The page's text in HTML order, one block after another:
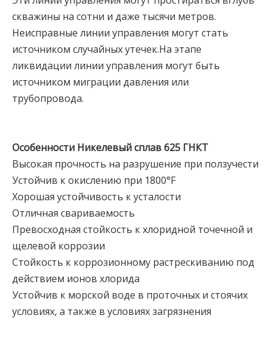
скважины на сотни и даже тысячи метров.
Неисправные линии управления могут стать
источником случайных утечек.На этапе
ликвидации линии управления могут быть
источником миграции давления или
трубопровода.
Особенности Никелевый сплав625 ГНКТ
Высокая прочность на разрушение при ползучести
Устойчив к окислению при 1800°F
Хорошая устойчивость к усталости
Отличная свариваемость
Превосходная стойкость к хлоридной точечной и
щелевой коррозии
Стойкость к коррозионному растрескиванию под
действием ионов хлорида
Устойчив к морской воде в проточных и стоячих
условиях, а также в условиях загрязнения